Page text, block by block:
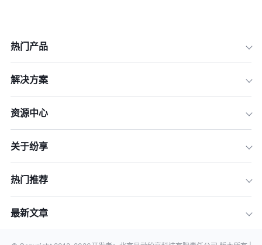
热门产品
解决方案
资源中心
关于纷享
热门推荐
最新文章